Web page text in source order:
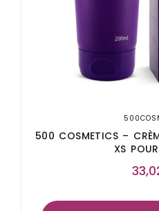
500 COSMETICS –
XS